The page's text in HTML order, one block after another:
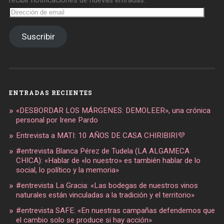
Dirección
de
Suscribir
ENTRADAS RECIENTES
«DESBORDAR LOS MÁRGENES: DEMOLEER», una crónica
personal por Irene Pardo
Entrevista a MATI: 10 AÑOS DE CASA CHIRIBIRI💜
#entrevista Blanca Pérez de Tudela (LA ALGAMECA
CHICA): «Hablar de «lo nuestro» es también hablar de lo
social, lo político y la memoria»
#entrevista La Gracia: «Las bodegas de nuestros vinos
naturales están vinculadas a la tradición y el territorio»
#entrevista SAFE: «En nuestras campañas defendemos que
el cambio solo se produce si hay acción»